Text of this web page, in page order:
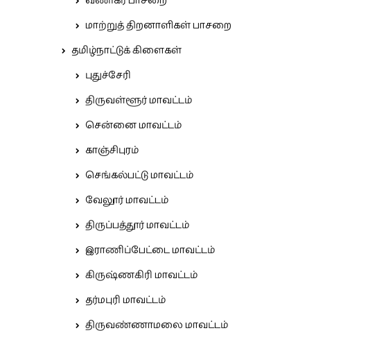
மாற்றுத் திறனாளிகள் பாசறை
தமிழ்நாட்டுக் கிளைகள்
புதுச்சேரி
திருவள்ளூர் மாவட்டம்
சென்னை மாவட்டம்
காஞ்சிபுரம்
செங்கல்பட்டு மாவட்டம்
வேலூர் மாவட்டம்
திருப்பத்தூர் மாவட்டம்
இராணிப்பேட்டை மாவட்டம்
கிருஷ்ணகிரி மாவட்டம்
தர்மபுரி மாவட்டம்
திருவண்ணாமலை மாவட்டம்